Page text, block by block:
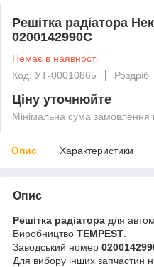
Решітка радіатора
0200142990C
Немає в наявності
Код: УТ-00010865
Роздріб
Ціну уточнюйте
Мінімальна сума
Опис Характеристики
Опис
Решітка радіатора для
Виробництво TEMPEST
Заводський номер
Для вибору інших запчастин